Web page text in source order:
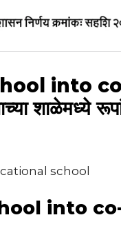
into
शाळेमध्ये
school
into